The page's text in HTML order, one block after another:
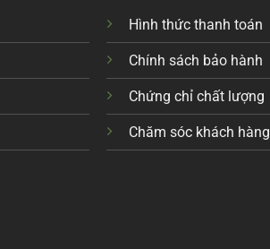
Hình thức thanh toán
Chính sách bảo hành
Chứng chỉ chất lượng
Chăm sóc khách hàng